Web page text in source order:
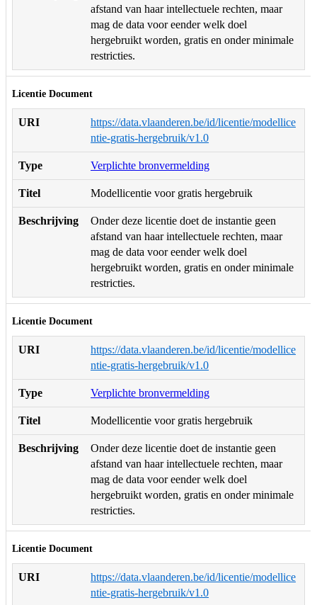
afstand van haar intellectuele rechten, maar
mag de data voor eender welk doel
hergebruikt worden, gratis en onder minimale
restricties.
Licentie Document
URI
https://data.vlaanderen.be/id/licentie/modellice
ntie-gratis-hergebruik/v1.0
Type Verplichte bronvermelding
Titel Modellicentie voor gratis hergebruik
Beschrijving
Onder deze licentie doet de instantie geen
afstand van haar intellectuele rechten, maar
mag de data voor eender welk doel
hergebruikt worden, gratis en onder minimale
restricties.
Licentie Document
URI
https://data.vlaanderen.be/id/licentie/modellice
ntie-gratis-hergebruik/v1.0
Type Verplichte bronvermelding
Titel Modellicentie voor gratis hergebruik
Beschrijving
Onder deze licentie doet de instantie geen
afstand van haar intellectuele rechten, maar
mag de data voor eender welk doel
hergebruikt worden, gratis en onder minimale
restricties.
Licentie Document
URI
https://data.vlaanderen.be/id/licentie/modellice
ntie-gratis-hergebruik/v1.0